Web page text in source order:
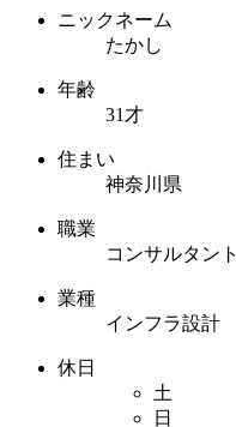
ニックネーム
たかし
年齢
31才
住まい
神奈川県
職業
コンサルタント
業種
インフラ設計
休日
土
日